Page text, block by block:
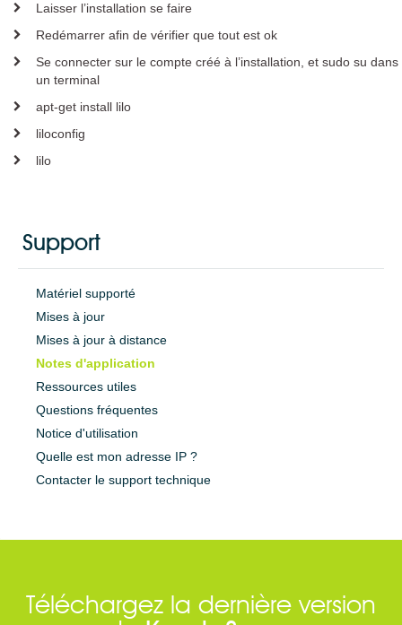
Laisser l’installation se faire
Redémarrer afin de vérifier que tout est ok
Se connecter sur le compte créé à l’installation, et sudo su dans
un terminal
apt-get install lilo
liloconfig
lilo
Support
Matériel supporté
Mises à jour
Mises à jour à distance
Notes d'application
Ressources utiles
Questions fréquentes
Notice d'utilisation
Quelle est mon adresse IP ?
Contacter le support technique
Téléchargez la dernière version